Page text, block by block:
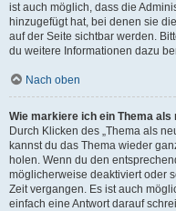
ist auch möglich, dass die
hinzugefügt hat, bei denen sie
auf der Seite sichtbar werden.
du weitere Informationen dazu
Nach oben
Wie markiere ich ein Thema als
Durch Klicken des „Thema als
kannst du das Thema wieder
holen. Wenn du den
möglicherweise deaktiviert oder
Zeit vergangen. Es ist auch
einfach eine Antwort darauf